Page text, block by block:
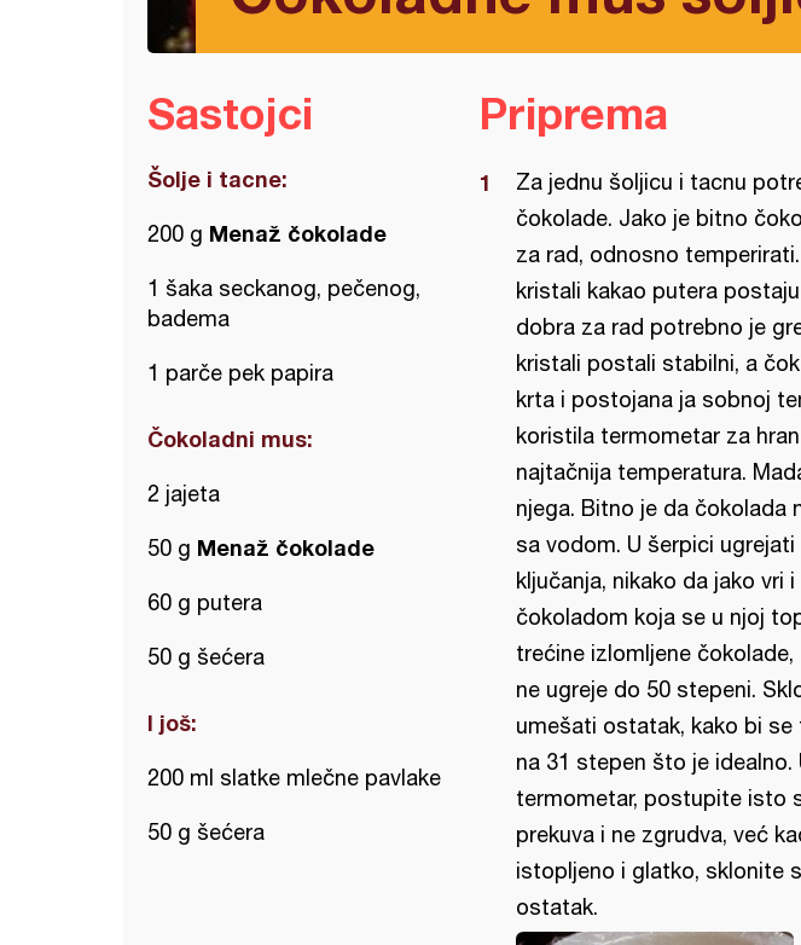
Sastojci
Šolje i tacne:
200 g Menaž čokolade
1 šaka seckanog, pečenog,
badema
1 parče pek papira
Čokoladni mus:
2 jajeta
50 g Menaž čokolade
60 g putera
50 g šećera
I još:
200 ml slatke mlečne pavlake
50 g šećera
Priprema
Za jednu šoljicu i tacnu
čokolade. Jako je bitno
za rad, odnosno
kristali kakao putera
dobra za rad potrebno je
kristali postali stabilni, a
krta i postojana ja sobnoj
koristila termometar za
najtačnija temperatura.
njega. Bitno je da čokolada
sa vodom. U šerpici
ključanja, nikako da jako vri
čokoladom koja se u njoj
trećine izlomljene
ne ugreje do 50 stepeni.
umešati ostatak, kako bi
na 31 stepen što je idealno.
termometar, postupite isto
prekuva i ne zgrudva, već
istopljeno i glatko, sklonite
ostatak.